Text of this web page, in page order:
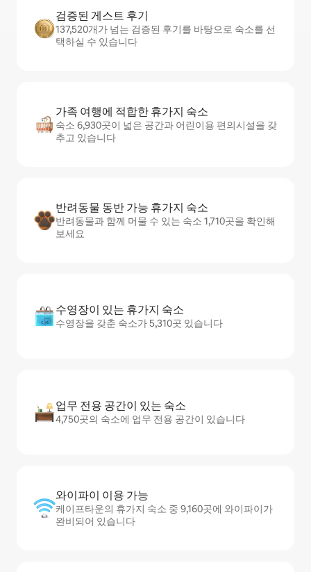
검증된 게스트 후기
137,520개가 넘는 검증된 후기를 바탕으로 숙소를 선
택하실 수 있습니다
가족 여행에 적합한 휴가지 숙소
숙소 6,930곳이 넓은 공간과 어린이용 편의시설을 갖
추고 있습니다
반려동물 동반 가능 휴가지 숙소
반려동물과 함께 머물 수 있는 숙소 1,710곳을 확인해
보세요
수영장이 있는 휴가지 숙소
수영장을 갖춘 숙소가 5,310곳 있습니다
업무 전용 공간이 있는 숙소
4,750곳의 숙소에 업무 전용 공간이 있습니다
와이파이 이용 가능
케이프타운의 휴가지 숙소 중 9,160곳에 와이파이가
완비되어 있습니다